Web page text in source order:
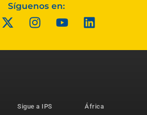
Síguenos en:
Sigue a IPS
África